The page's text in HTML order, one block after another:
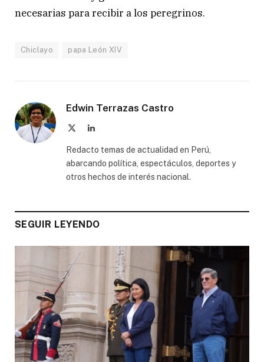
necesarias para recibir a los peregrinos.
Chiclayo papa León XIV
Edwin Terrazas Castro
LinkedIn
Redacto temas de actualidad en Perú,
abarcando política, espectáculos, deportes y
otros hechos de interés nacional.
SEGUIR LEYENDO